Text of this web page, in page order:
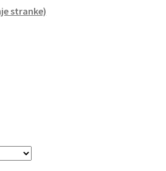
stranke)